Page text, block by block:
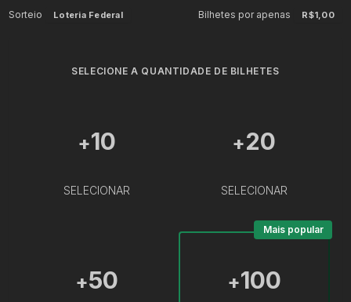
Sorteio Loteria Federal Bilhetes por apenas R$1,00
SELECIONE A QUANTIDADE DE BILHETES
+10
SELECIONAR
+20
SELECIONAR
+50 +100
Mais popular